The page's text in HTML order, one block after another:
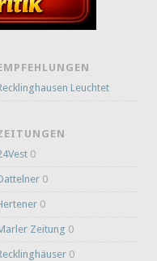
Leuchtet
0
0
0
Zeitung 0
0